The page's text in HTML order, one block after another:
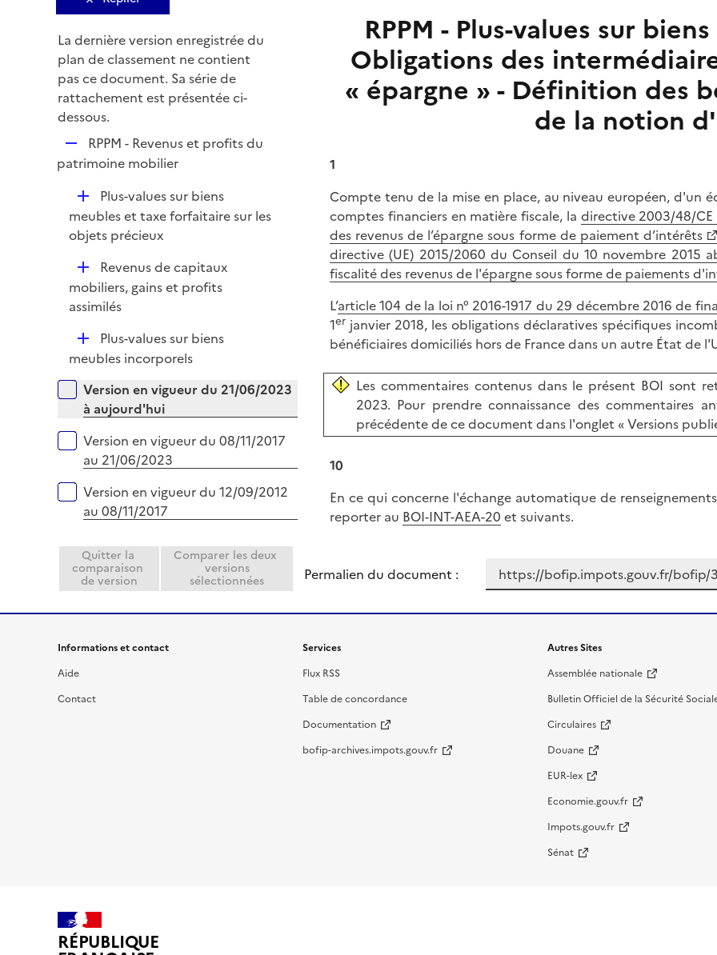
La dernière version enregistrée du
plan de classement ne contient
pas ce document. Sa série de
rattachement est présentée ci-
dessous.
e
l
i
e
r
RPPM - Revenus et profits du
patrimoine mobilier
D
é
p
e
r
Plus-values sur biens
meubles et taxe forfaitaire sur les
objets précieux
D
é
p
e
r
Revenus de capitaux
mobiliers, gains et profits
assimilés
D
é
l
i
e
Plus-values sur biens
meubles incorporels
Versions sur la période
Version en vigueur du 21/06/2023
à aujourd'hui
Version en vigueur du 08/11/2017
au 21/06/2023
Version en vigueur du 12/09/2012
au 08/11/2017
Quitter la
comparaison
de version
Comparer les deux
versions
sélectionnées
RPPM - Plus-values sur
Obligations des
« épargne » - Définition des
de la notion
1
Compte tenu de la mise en place, au niveau européen, d'un
comptes financiers en matière fiscale, la directive 2003/48/
des revenus de l’épargne sous forme de paiement d’intérêts
directive (UE) 2015/2060 du Conseil du 10 novembre 2015
fiscalité des revenus de l'épargne sous forme de paiements
L’article 104 de la loi n° 2016-1917 du 29 décembre 2016 de
1er janvier 2018, les obligations déclaratives spécifiques
bénéficiaires domiciliés hors de France dans un autre État de
Les commentaires contenus dans le présent BOI sont
2023. Pour prendre connaissance des commentaires
précédente de ce document dans l'onglet « Versions
10
En ce qui concerne l'échange automatique de
reporter au BOI-INT-AEA-20 et suivants.
Permalien du document :
Informations et contact
Aide
Contact
Services
Flux RSS
Table de concordance
Documentation
bofip-archives.impots.gouv.fr
Autres Sites
Assemblée nationale
Bulletin Officiel de la Sécurité
Circulaires
Douane
EUR-lex
Economie.gouv.fr
Impots.gouv.fr
Sénat
RÉPUBLIQUE